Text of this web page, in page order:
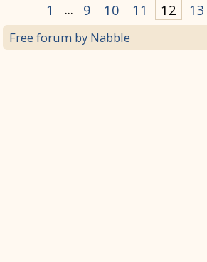
1
... 9 10 11 12 13
Free forum by Nabble